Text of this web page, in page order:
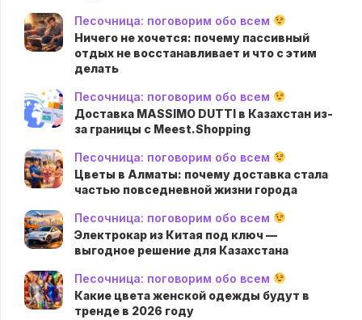
Песочница: поговорим обо всем
Ничего не хочется: почему пассивный
отдых не восстанавливает и что с этим
делать
Песочница: поговорим обо всем
Доставка MASSIMO DUTTI в Казахстан из-
за границы с Meest.Shopping
Песочница: поговорим обо всем
Цветы в Алматы: почему доставка стала
частью повседневной жизни города
Песочница: поговорим обо всем
Электрокар из Китая под ключ —
выгодное решение для Казахстана
Песочница: поговорим обо всем
Какие цвета женской одежды будут в
тренде в 2026 году